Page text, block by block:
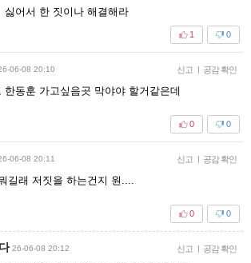
싫어서 한 짓이나 해결해라
0
1
06-08 20:10 신고 | 공감 확인
한동훈 가고싶음곳 막야야 할거같은데
0
0
06-08 20:11 신고 | 공감 확인
길래 저짓을 하는건지 원....
0
0
26-06-08 20:12 신고 | 공감 확인